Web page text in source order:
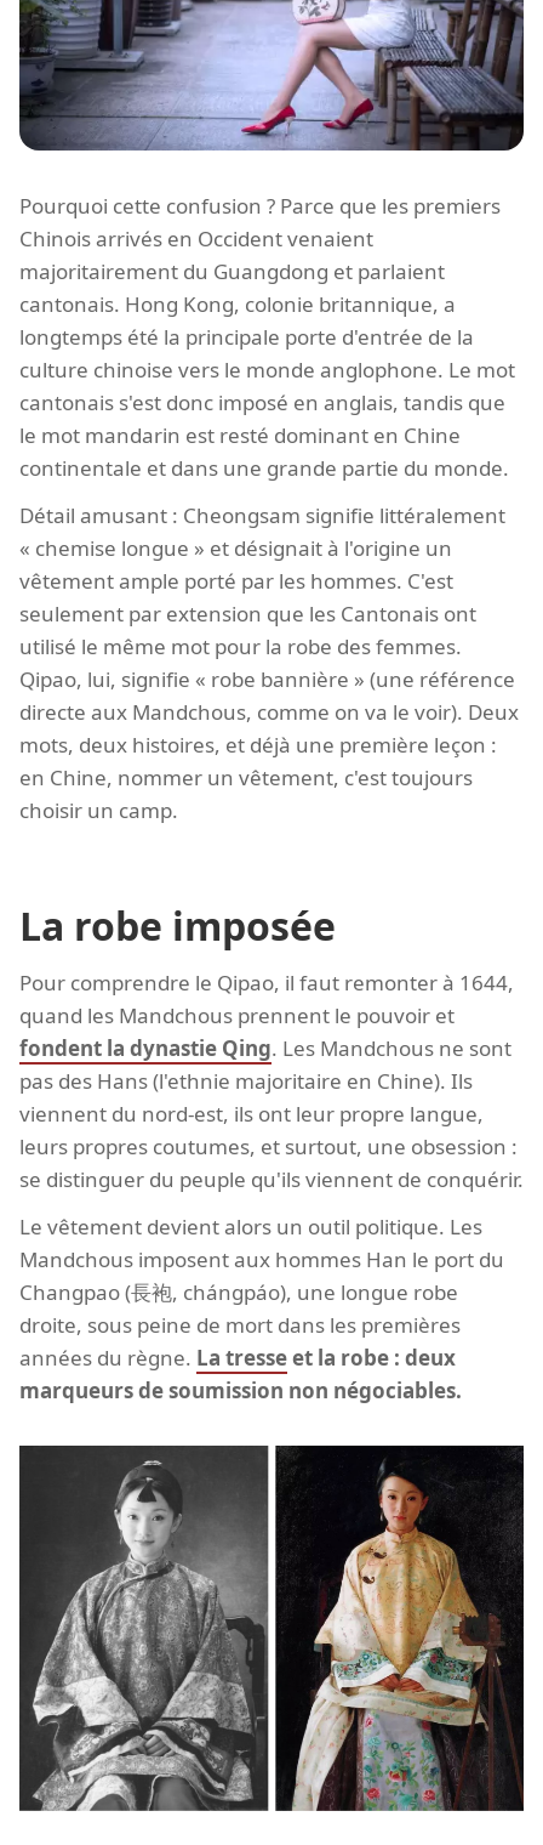
Pourquoi cette confusion ? Parce que les premiers
Chinois arrivés en Occident venaient
majoritairement du Guangdong et parlaient
cantonais. Hong Kong, colonie britannique, a
longtemps été la principale porte d'entrée de la
culture chinoise vers le monde anglophone. Le mot
cantonais s'est donc imposé en anglais, tandis que
le mot mandarin est resté dominant en Chine
continentale et dans une grande partie du monde.
Détail amusant : Cheongsam signifie littéralement
« chemise longue » et désignait à l'origine un
vêtement ample porté par les hommes. C'est
seulement par extension que les Cantonais ont
utilisé le même mot pour la robe des femmes.
Qipao, lui, signifie « robe bannière » (une référence
directe aux Mandchous, comme on va le voir). Deux
mots, deux histoires, et déjà une première leçon :
en Chine, nommer un vêtement, c'est toujours
choisir un camp.
La robe imposée
Pour comprendre le Qipao, il faut remonter à 1644,
quand les Mandchous prennent le pouvoir et
fondent la dynastie Qing. Les Mandchous ne sont
pas des Hans (l'ethnie majoritaire en Chine). Ils
viennent du nord-est, ils ont leur propre langue,
leurs propres coutumes, et surtout, une obsession :
se distinguer du peuple qu'ils viennent de conquérir.
Le vêtement devient alors un outil politique. Les
Mandchous imposent aux hommes Han le port du
Changpao (長袍, chángpáo), une longue robe
droite, sous peine de mort dans les premières
années du règne. La tresseet la robe : deux
marqueurs de soumission non négociables.